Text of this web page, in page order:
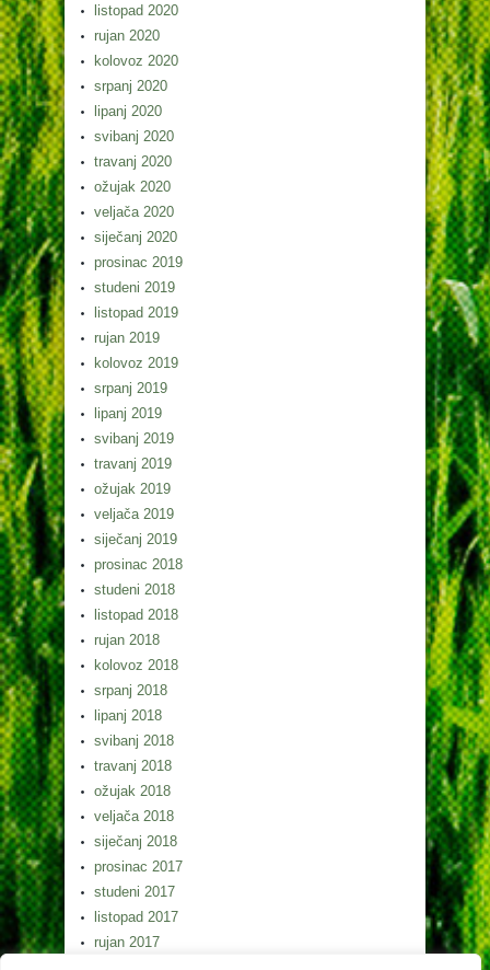
listopad 2020
rujan 2020
kolovoz 2020
srpanj 2020
lipanj 2020
svibanj 2020
travanj 2020
ožujak 2020
veljača 2020
siječanj 2020
prosinac 2019
studeni 2019
listopad 2019
rujan 2019
kolovoz 2019
srpanj 2019
lipanj 2019
svibanj 2019
travanj 2019
ožujak 2019
veljača 2019
siječanj 2019
prosinac 2018
studeni 2018
listopad 2018
rujan 2018
kolovoz 2018
srpanj 2018
lipanj 2018
svibanj 2018
travanj 2018
ožujak 2018
veljača 2018
siječanj 2018
prosinac 2017
studeni 2017
listopad 2017
rujan 2017